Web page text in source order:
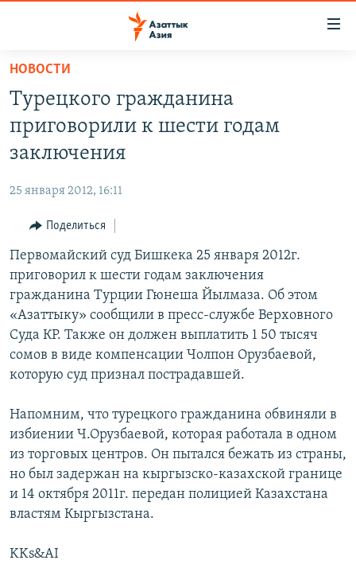
Вернуться
основному
содержанию
Вернутся
главной
навигации
Вернутся
поиску
КАЗАХСТАН
ТАДЖИКИСТАН
НОВОСТИ
ВОЙНА В УКРАИНЕ
ҚАЗАҚША
КЫРГЫЗЧА
ЎЗБЕКЧА
ТОҶИКӢ
TÜRKMENÇE
Все сайты РСЕ/РС
НОВОСТИ
Турецкого гражданина
приговорили к шести годам
заключения
25 января 2012, 16:11
Поделиться
Первомайский суд Бишкека 25 января 2012г.
приговорил к шести годам заключения
гражданина Турции Гюнеша Йылмаза. Об этом
«Азаттыку» сообщили в пресс-службе Верховного
Суда КР. Также он должен выплатить 1 50 тысяч
сомов в виде компенсации Чолпон Орузбаевой,
которую суд признал пострадавшей.
Напомним, что турецкого гражданина обвиняли в
избиении Ч.Орузбаевой, которая работала в одном
из торговых центров. Он пытался бежать из страны,
но был задержан на кыргызско-казахской границе
и 14 октября 2011г. передан полицией Казахстана
властям Кыргызстана.
KKs&AI